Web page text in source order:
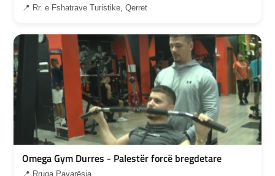
📍 Rr. e Fshatrave Turistike, Qerret
Omega Gym Durres - Palestër forcë bregdetare
📍 Rruga Pavarësia